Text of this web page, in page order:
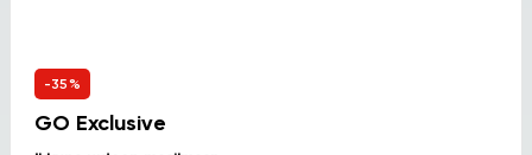
-35%
GO Exclusive